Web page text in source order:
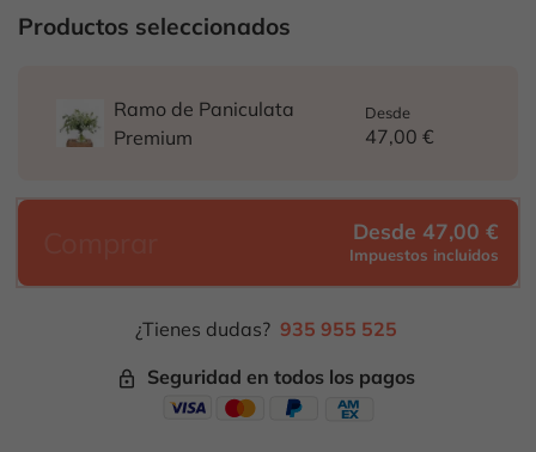
Productos seleccionados
Ramo de Paniculata
Premium
Desde
47,00 €
Desde 47,00 €
Impuestos incluidos
¿Tienes dudas? 935 955 525
lock_outline Seguridad en todos los pagos